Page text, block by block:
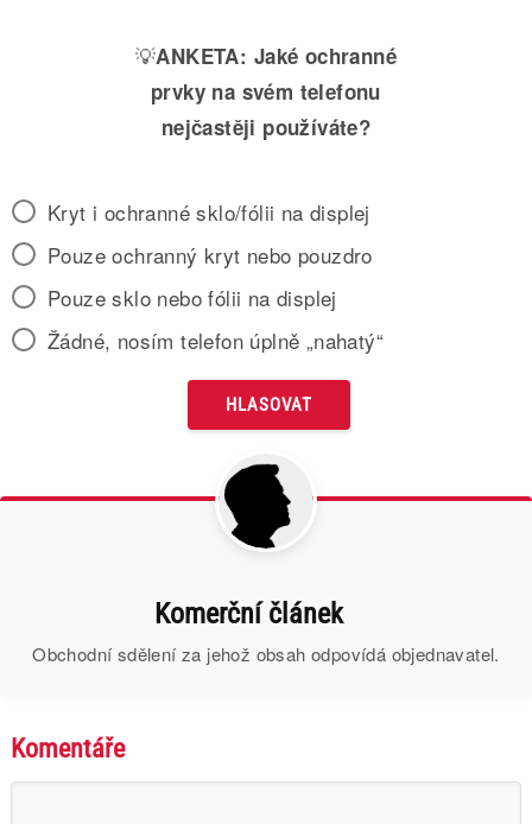
💡ANKETA: Jaké ochranné
prvky na svém telefonu
nejčastěji používáte?
Kryt i ochranné sklo/fólii na displej
Pouze ochranný kryt nebo pouzdro
Pouze sklo nebo fólii na displej
Žádné, nosím telefon úplně „nahatý“
Komerční článek
Obchodní sdělení za jehož obsah odpovídá objednavatel.
Komentáře